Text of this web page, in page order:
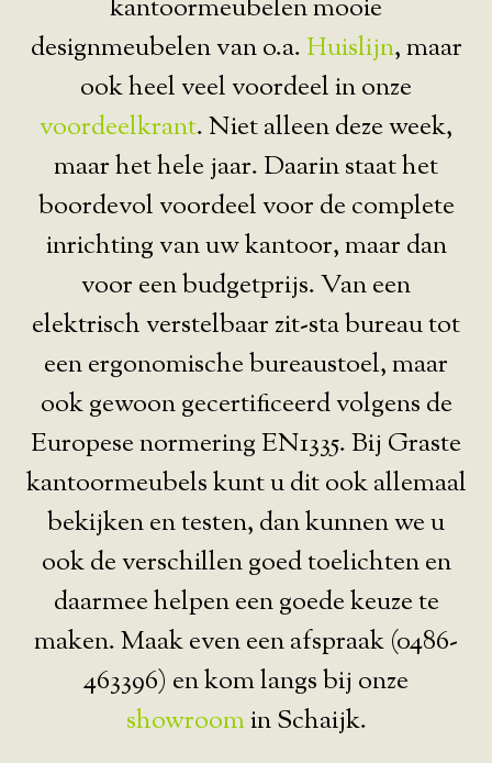
kantoormeubelen mooie
designmeubelen van o.a.Huislijn, maar
ook heel veel voordeel in onze
voordeelkrant. Niet alleen deze week,
maar het hele jaar. Daarin staat het
boordevol voordeel voor de complete
inrichting van uw kantoor, maar dan
voor een budgetprijs. Van een
elektrisch verstelbaar zit-sta bureau tot
een ergonomische bureaustoel, maar
ook gewoon gecertificeerd volgens de
Europese normering EN1335. Bij Graste
kantoormeubels kunt u dit ook allemaal
bekijken en testen, dan kunnen we u
ook de verschillen goed toelichten en
daarmee helpen een goede keuze te
maken. Maak even een afspraak (0486-
463396) en kom langs bij onze
showroomin Schaijk.